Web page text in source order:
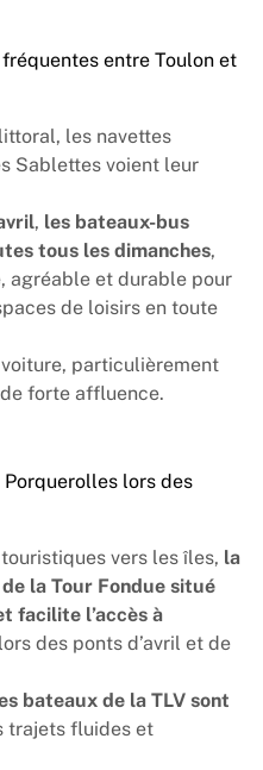
entre Toulon et
les navettes
Sablettes voient leur
, les bateaux-bus
tous les dimanches,
agréable et durable pour
de loisirs en toute
particulièrement
forte affluence.
lors des
vers les îles, la
la Tour Fondue situé
facilite l’accès à
des ponts d’avril et de
bateaux de la TLV sont
trajets fluides et